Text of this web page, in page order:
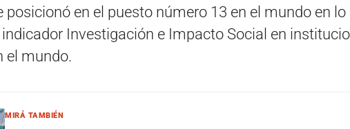
posicionó en el puesto número 13 en el mundo en lo
Investigación e Impacto Social en
el mundo.
MIRÁ TAMBIÉN